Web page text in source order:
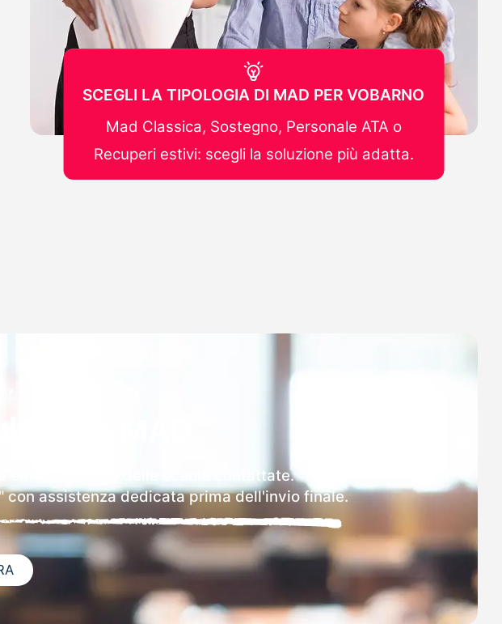
SCEGLI LA TIPOLOGIA DI MAD PER VOBARNO
Mad Classica, Sostegno, Personale ATA o
Recuperi estivi: scegli la soluzione più adatta.
tua MAD
email i dettagli delle scuole contattate.
assistenza dedicata prima dell'invio finale.